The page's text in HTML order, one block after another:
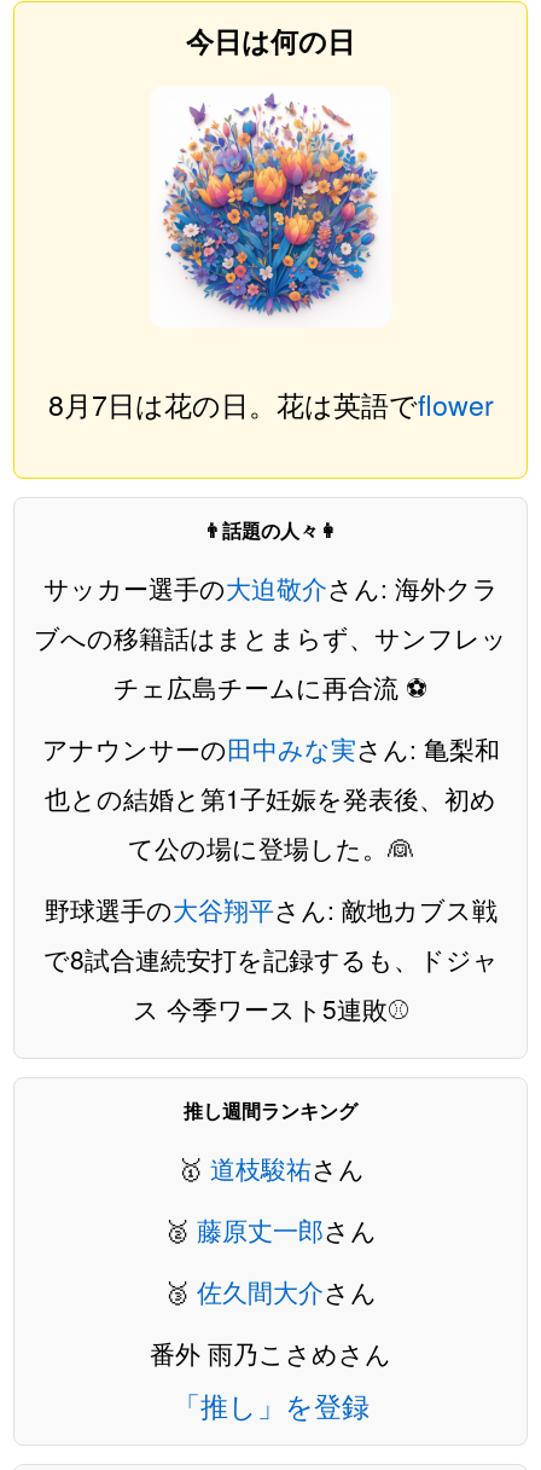
今日は何の日
8月7日は花の日。花は英語でflower
👨話題の人々👩
サッカー選手の大迫敬介さん: 海外クラ
ブへの移籍話はまとまらず、サンフレッ
チェ広島チームに再合流 ⚽️
アナウンサーの田中みな実さん: 亀梨和
也との結婚と第1子妊娠を発表後、初め
て公の場に登場した。👰
野球選手の大谷翔平さん: 敵地カブス戦
で8試合連続安打を記録するも、ドジャ
ス 今季ワースト5連敗⚾️
推し週間ランキング
🥇 道枝駿祐さん
🥈 藤原丈一郎さん
🥉 佐久間大介さん
番外 雨乃こさめさん
「推し」を登録